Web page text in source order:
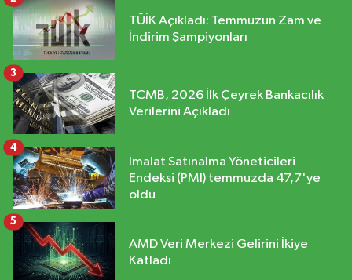
TÜİK Açıkladı: Temmuzun Zam ve
İndirim Şampiyonları
TCMB, 2026 İlk Çeyrek Bankacılık
Verilerini Açıkladı
3
İmalat Satınalma Yöneticileri
Endeksi (PMI) temmuzda 47,7'ye
oldu
4
AMD Veri Merkezi Gelirini İkiye
Katladı
5